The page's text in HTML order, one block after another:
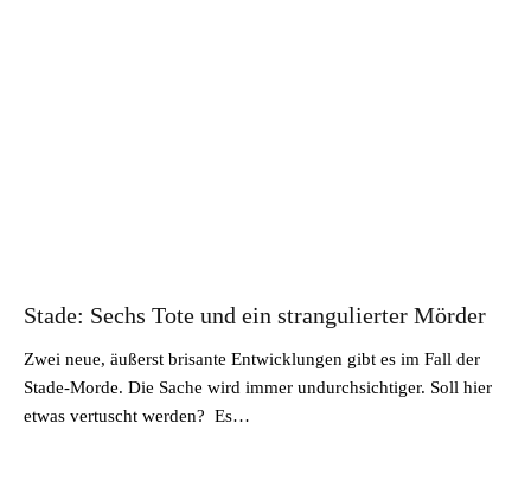
Stade: Sechs Tote und ein strangulierter Mörder
Zwei neue, äußerst brisante Entwicklungen gibt es im Fall der
Stade-Morde. Die Sache wird immer undurchsichtiger. Soll hier
etwas vertuscht werden? Es…